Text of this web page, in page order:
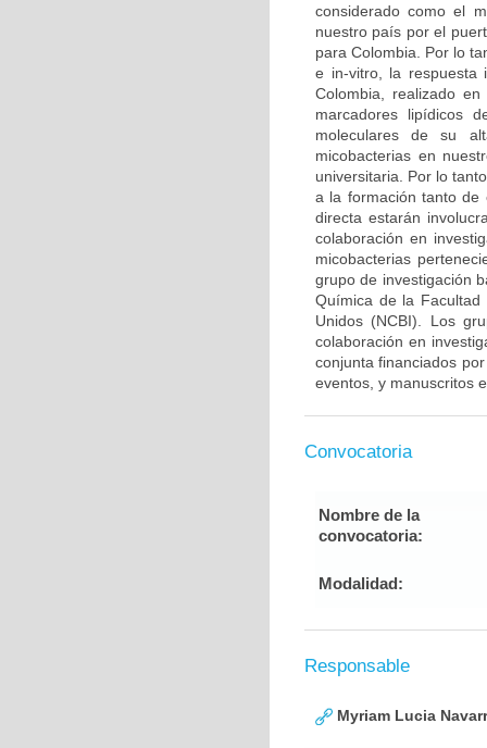
considerado como el
nuestro país por el
para Colombia. Por lo
e in-vitro, la respuesta
Colombia, realizado
marcadores lipídicos
moleculares de su
micobacterias en
universitaria. Por lo
a la formación tanto de
directa estarán
colaboración en
micobacterias
grupo de investigación
Química de la
Unidos (NCBI). Los
colaboración en
conjunta financiados
eventos, y manuscritos
Convocatoria
Nombre de la
convocatoria:
Modalidad:
Responsable
Myriam Lucia